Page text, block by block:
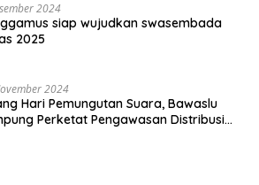
2024
siap wujudkan swasembada
2025
2024
Hari Pemungutan Suara, Bawaslu
Perketat Pengawasan Distribusi